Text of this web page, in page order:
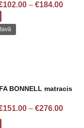
102.00 – €184.00
BONNELL matracis
151.00 – €276.00